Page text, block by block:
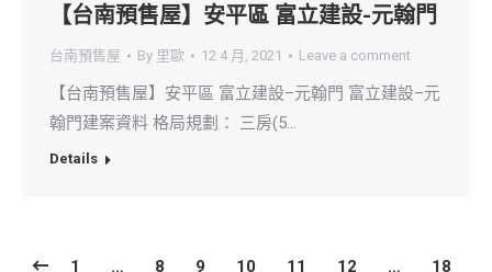
【台南預售屋】安平區 富立建設-元翰門
台南預售屋 By 里歐 12 4 月, 2021 Leave a comment
【台南預售屋】安平區 富立建設–元翰門 富立建設–元
翰門建案資料 格局規劃： 三房(5…
Details
1 … 8 9 10 11 12 … 18